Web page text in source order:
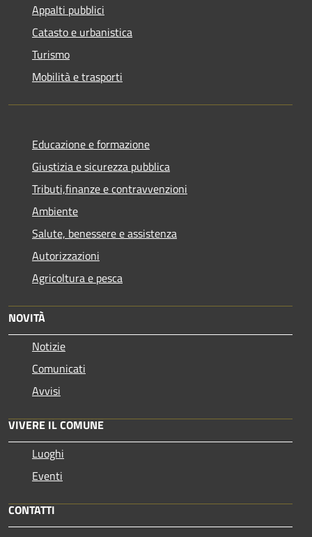
Appalti pubblici
Catasto e urbanistica
Turismo
Mobilità e trasporti
Educazione e formazione
Giustizia e sicurezza pubblica
Tributi,finanze e contravvenzioni
Ambiente
Salute, benessere e assistenza
Autorizzazioni
Agricoltura e pesca
NOVITÀ
Notizie
Comunicati
Avvisi
VIVERE IL COMUNE
Luoghi
Eventi
CONTATTI